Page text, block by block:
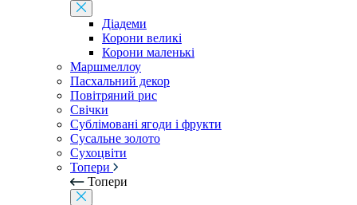
Діадеми
Корони великі
Корони маленькі
Маршмеллоу
Пасхальний декор
Повітряний рис
Свічки
Сублімовані ягоди і фрукти
Сусальне золото
Сухоцвіти
Топери
Топери